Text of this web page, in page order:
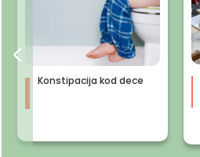
Konstipacija kod dece